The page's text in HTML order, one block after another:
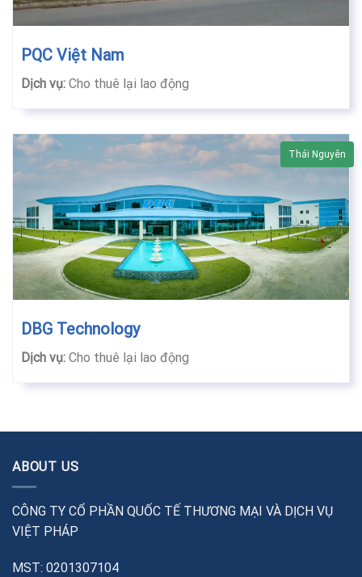
PQC Việt Nam
Dịch vụ: Cho thuê lại lao động
Thái Nguyên
DBG Technology
Dịch vụ: Cho thuê lại lao động
ABOUT US
CÔNG TY CỔ PHẦN QUỐC TẾ THƯƠNG MẠI VÀ DỊCH VỤ
VIỆT PHÁP
MST: 0201307104